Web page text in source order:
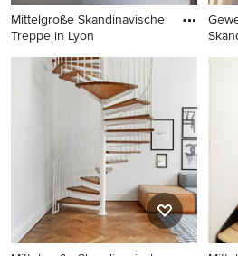
Mittelgroße Skandinavische
Treppe in Lyon
Mittelgroße Skandinavische
Treppe in Lyon